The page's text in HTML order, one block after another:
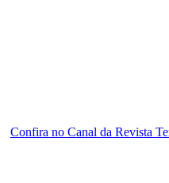
Confira no Canal da Revista